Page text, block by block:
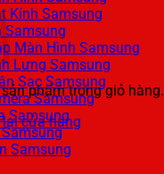
phẩm trong giỏ hàng.
cửa hàng
Kính Samsung
Samsung
Màn Hình Samsung
Lưng Samsung
Sạc Samsung
Samsung
Samsung
Samsung